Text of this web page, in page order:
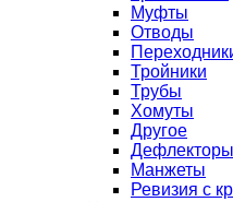
Муфты
Отводы
Тройники
Трубы
Хомуты
Другое
Дефлекторы
Манжеты
Ревизия с